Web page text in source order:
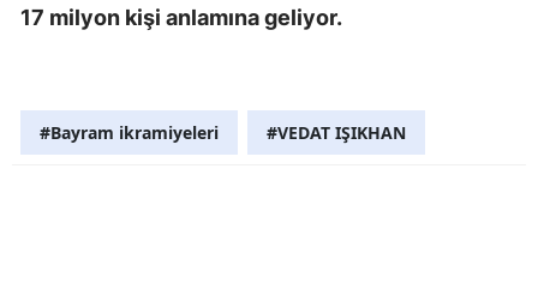
17 milyon kişi anlamına geliyor.
#Bayram ikramiyeleri #VEDAT IŞIKHAN